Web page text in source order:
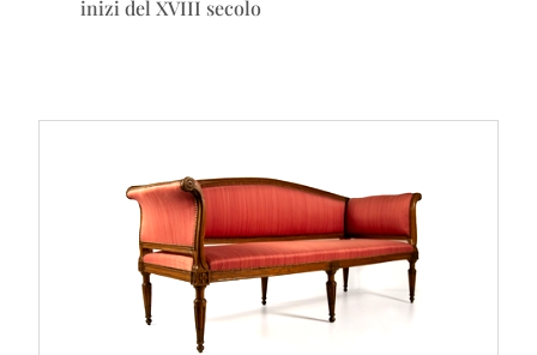
inizi del XVIII secolo